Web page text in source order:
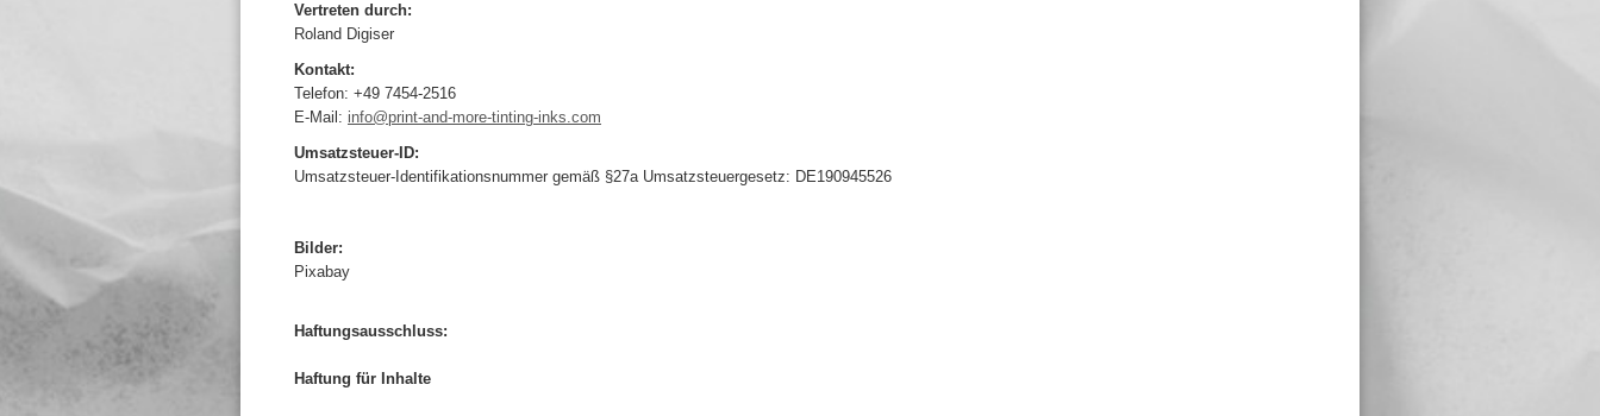
Vertreten durch:
Roland Digiser
Kontakt:
Telefon: +49 7454-2516
E-Mail: info@print-and-more-tinting-inks.com
Umsatzsteuer-ID:
Umsatzsteuer-Identifikationsnummer gemäß §27a Umsatzsteuergesetz: DE190945526
Bilder:
Pixabay
Haftungsausschluss:
Haftung für Inhalte